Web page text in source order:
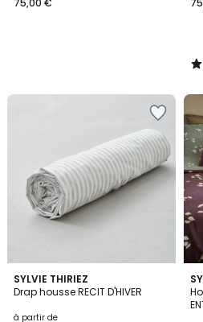
75,00 €
/
SYLVIE THIRIEZ
Drap housse RECIT D'HIVER
à partir de